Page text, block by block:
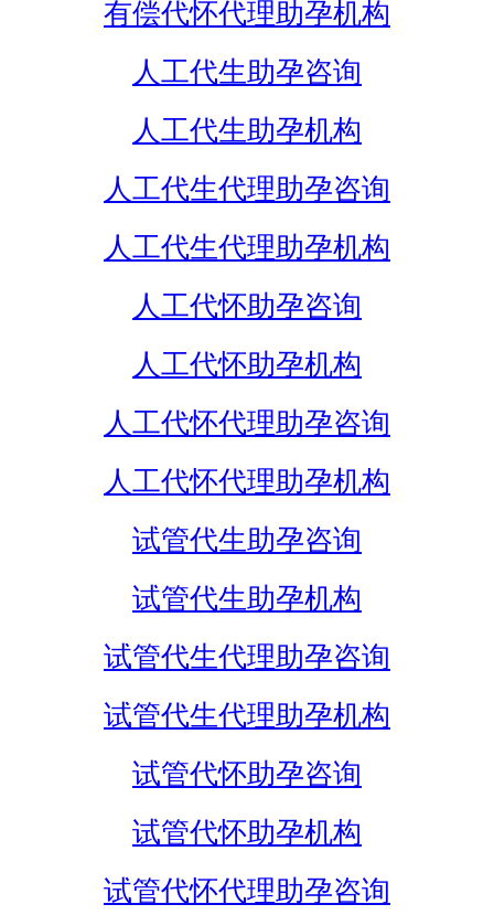
有偿代怀代理助孕机构
人工代生助孕咨询
人工代生助孕机构
人工代生代理助孕咨询
人工代生代理助孕机构
人工代怀助孕咨询
人工代怀助孕机构
人工代怀代理助孕咨询
人工代怀代理助孕机构
试管代生助孕咨询
试管代生助孕机构
试管代生代理助孕咨询
试管代生代理助孕机构
试管代怀助孕咨询
试管代怀助孕机构
试管代怀代理助孕咨询